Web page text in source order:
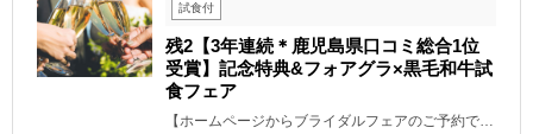
試食付
残2【3年連続＊鹿児島県口コミ総合1位
受賞】記念特典&フォアグラ×黒毛和牛試
食フェア
【ホームページからブライダルフェアのご予約で…